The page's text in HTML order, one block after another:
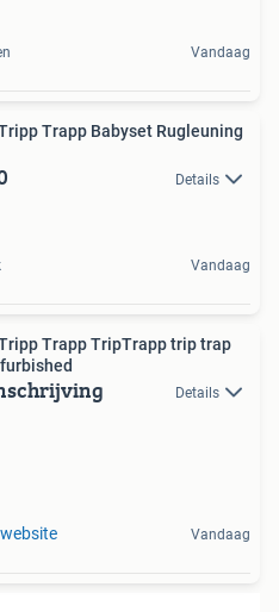
Vandaag
Trapp Babyset Rugleuning
Details
Vandaag
Trapp TripTrapp trip trap
Details
Vandaag